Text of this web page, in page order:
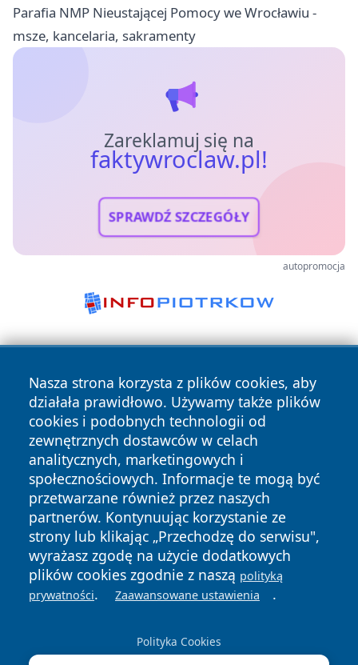
Parafia NMP Nieustającej Pomocy we Wrocławiu -
msze, kancelaria, sakramenty
Zareklamuj się na
faktywroclaw.pl!
SPRAWDŹ SZCZEGÓŁY
autopromocja
Nasza strona korzysta z plików cookies, aby
działała prawidłowo. Używamy także plików
cookies i podobnych technologii od
zewnętrznych dostawców w celach
analitycznych, marketingowych i
społecznościowych. Informacje te mogą być
przetwarzane również przez naszych
partnerów. Kontynuując korzystanie ze
strony lub klikając „Przechodzę do serwisu",
wyrażasz zgodę na użycie dodatkowych
plików cookies zgodnie z naszą polityką
prywatności. Zaawansowane ustawienia .
Polityka Cookies
Copyright © 2026 faktywroclaw.pl Wszystkie prawa
zastrzeżone.
News Autorzy
Polityka
Prywatności
Polityka
Cookies